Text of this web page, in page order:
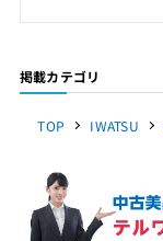
掲載カテゴリ
TOP IWATSU